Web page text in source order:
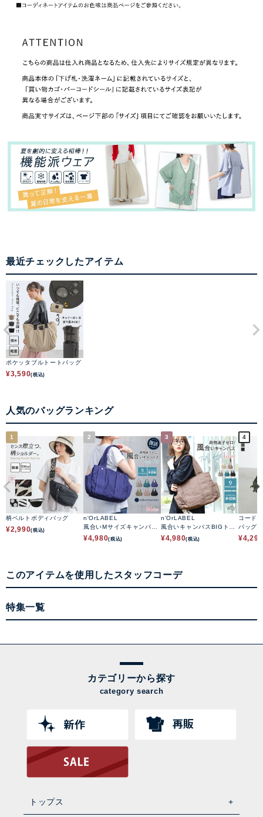
最近チェックしたアイテム
ポケッタブルトートバッグ
¥3,590(税込)
人気のバッグランキング
1
柄ベルトボディバッグ
¥2,990(税込)
2
n'OrLABEL
風合いMサイズキャンバス
トートバッグ
¥4,980(税込)
3
n'OrLABEL
風合いキャンバスBIGトー
トバッグ
¥4,980(税込)
4
コード
バッグ
¥4,290
このアイテムを使用したスタッフコーデ
特集一覧
カテゴリーから探す
category search
トップス